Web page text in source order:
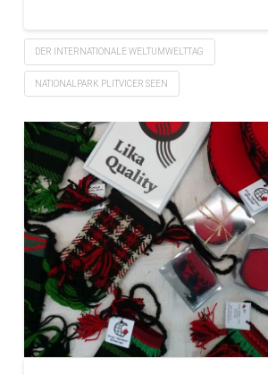
DER INTERNATIONALE WELTUMWELTTAG
NATIONALPARK PLITVICER SEEN